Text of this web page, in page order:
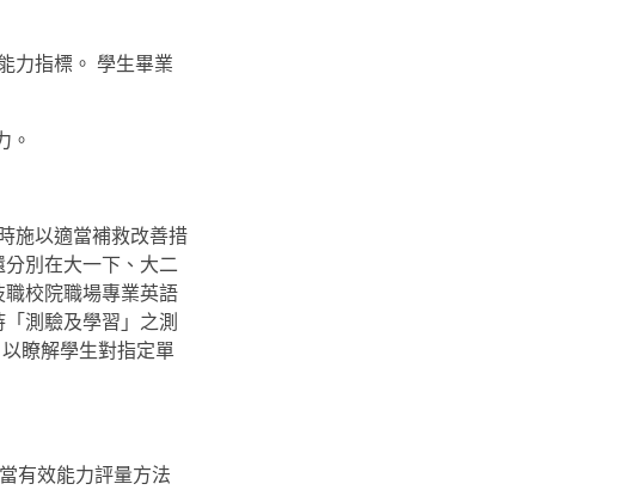
力指標。 學生畢業
。
施以適當補救改善措
別在大一下、大二
校院職場專業英語
測驗及學習」之測
瞭解學生對指定單
有效能力評量方法